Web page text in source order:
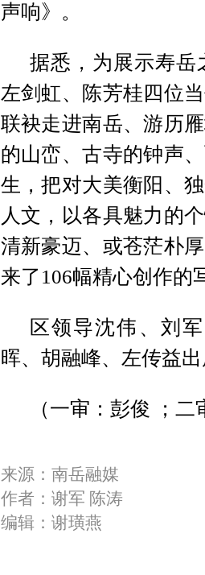
声响》。
据悉，为展示寿岳
左剑虹、陈芳桂四位
联袂走进南岳、游历
的山峦、古寺的钟声
生，把对大美衡阳、
人文，以各具魅力的
清新豪迈、或苍茫朴
来了106幅精心创作的
区领导沈伟、刘
晖、胡融峰、左传益
（一审：彭俊 ；
来源：南岳融媒
作者：谢军 陈涛
编辑：谢璜燕